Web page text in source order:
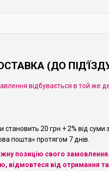
(ДО
відбувається в той же
становить 20 грн + 2% від суми
пошта» протягом 7 днів.
позицію свого
відмовтеся від отримання